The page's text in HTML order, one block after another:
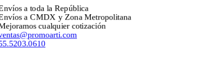
a toda la República
a CMDX y Zona Metropolitana
cualquier cotización